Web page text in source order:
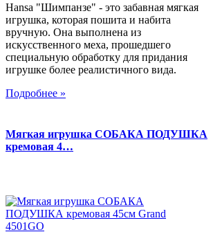
Hansa "Шимпанзе" - это забавная мягкая
игрушка, которая пошита и набита
вручную. Она выполнена из
искусственного меха, прошедшего
специальную обработку для придания
игрушке более реалистичного вида.
Подробнее »
Мягкая игрушка СОБАКА ПОДУШКА
кремовая 4…